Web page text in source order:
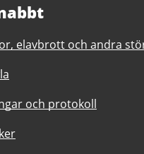
elavbrott och andra
och protokoll